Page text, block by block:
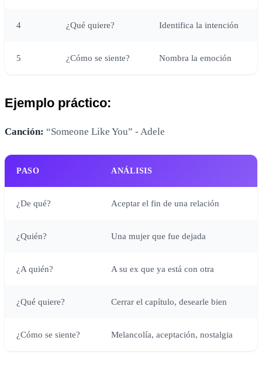
4 ¿Qué quiere? Identifica la intención
5 ¿Cómo se siente? Nombra la emoción
Ejemplo práctico:
Canción: “Someone Like You” - Adele
PASO ANÁLISIS
¿De qué? Aceptar el fin de una relación
¿Quién? Una mujer que fue dejada
¿A quién? A su ex que ya está con otra
¿Qué quiere? Cerrar el capítulo, desearle bien
¿Cómo se siente? Melancolía, aceptación, nostalgia